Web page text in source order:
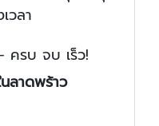
วลา
ครบ จบ เร็ว!
ลาดพร้าว